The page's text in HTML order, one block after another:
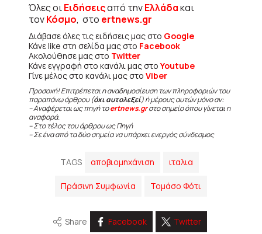
Όλες οιΕιδήσειςαπό τηνΕλλάδακαι
τονΚόσμο, στο ertnews.gr
Διάβασε όλες τις ειδήσεις μας στο Google
Κάνε like στη σελίδα μας στο Facebook
Ακολούθησε μας στο Twitter
Κάνε εγγραφή στο κανάλι μας στοYoutube
Γίνε μέλος στο κανάλι μας στο Viber
Προσοχή! Επιτρέπεται η αναδημοσίευση των πληροφοριών του
παραπάνω άρθρου (όχι αυτολεξεί) ή μέρους αυτών μόνο αν:
– Αναφέρεται ως πηγή τοertnews.grστο σημείο όπου γίνεται η
αναφορά.
– Στο τέλος του άρθρου ως Πηγή
– Σε ένα από τα δύο σημεία να υπάρχει ενεργός σύνδεσμος
TAGS αποβιομηχάνιση ιταλια
Πράσινη Συμφωνία Τομάσο Φότι
Share Facebook Twitter